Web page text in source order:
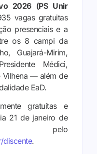
2026 (PS Unir
vagas gratuitas
presenciais e a
os 8 campi da
Guajará-Mirim,
Médici,
Vilhena — além de
EaD.
gratuitas e
21 de janeiro de
pelo
discente.